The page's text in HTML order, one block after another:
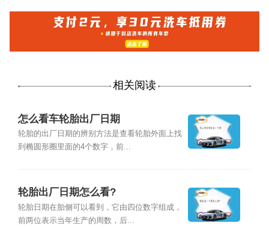
相关阅读
怎么看车轮胎出厂日期
轮胎的出厂日期的辨别方法是查看轮胎外面上找
到椭圆形圈里面的4个数字，前...
轮胎出厂日期怎么看?
轮胎日期在胎侧可以看到，它由四位数字组成，
前两位表示当年生产的周数，后...